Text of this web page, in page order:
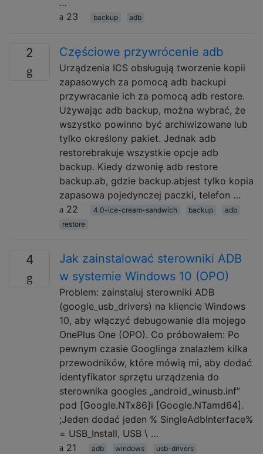
23
backup adb
2 Częściowe przywrócenie adb
Urządzenia ICS obsługują tworzenie kopii
zapasowych za pomocą adb backupi
przywracanie ich za pomocą adb restore.
Używając adb backup, można wybrać, że
wszystko powinno być archiwizowane lub
tylko określony pakiet. Jednak adb
restorebrakuje wszystkie opcje adb
backup. Kiedy dzwonię adb restore
backup.ab, gdzie backup.abjest tylko kopia
zapasowa pojedynczej paczki, telefon …
22
4.0-ice-cream-sandwich backup
adb
restore
4
Jak zainstalować sterowniki ADB
w systemie Windows 10 (OPO)
Problem: zainstaluj sterowniki ADB
(google_usb_drivers) na kliencie Windows
10, aby włączyć debugowanie dla mojego
OnePlus One (OPO). Co próbowałem: Po
pewnym czasie Googlinga znalazłem kilka
przewodników, które mówią mi, aby dodać
identyfikator sprzętu urządzenia do
sterownika googles „android_winusb.inf”
pod [Google.NTx86]i [Google.NTamd64].
;Jeden dodać jeden % SingleAdbInterface%
= USB_Install, USB \ …
21
adb windows usb-drivers